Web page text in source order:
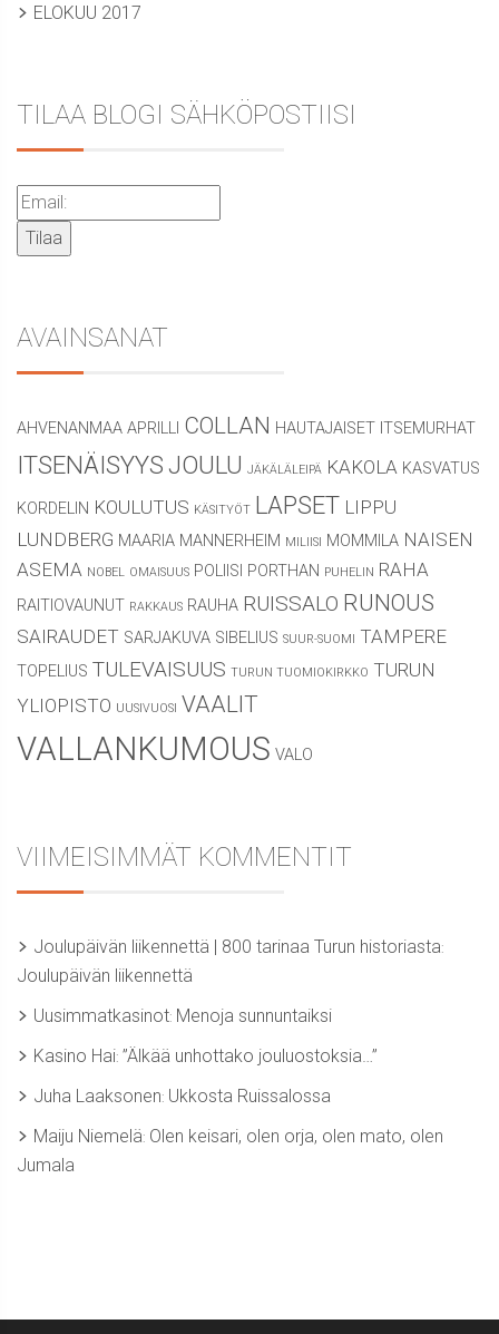
ELOKUU 2017
TILAA BLOGI SÄHKÖPOSTIISI
AVAINSANAT
AHVENANMAA APRILLI COLLAN HAUTAJAISET ITSEMURHAT
ITSENÄISYYS JOULU JÄKÄLÄLEIPÄ KAKOLA KASVATUS
KORDELIN KOULUTUS KÄSITYÖT LAPSET LIPPU
LUNDBERG MAARIA MANNERHEIM MILIISI MOMMILA NAISEN
ASEMA NOBEL OMAISUUS POLIISI PORTHAN PUHELIN RAHA
RAITIOVAUNUT RAKKAUS RAUHA RUISSALO RUNOUS
SAIRAUDET SARJAKUVA SIBELIUS SUUR-SUOMI TAMPERE
TOPELIUS TULEVAISUUS TURUN TUOMIOKIRKKO TURUN
YLIOPISTO UUSIVUOSI VAALIT
VALLANKUMOUS VALO
VIIMEISIMMÄT KOMMENTIT
Joulupäivän liikennettä | 800 tarinaa Turun historiasta:
Joulupäivän liikennettä
Uusimmatkasinot: Menoja sunnuntaiksi
Kasino Hai: ”Älkää unhottako jouluostoksia…”
Juha Laaksonen: Ukkosta Ruissalossa
Maiju Niemelä: Olen keisari, olen orja, olen mato, olen
Jumala